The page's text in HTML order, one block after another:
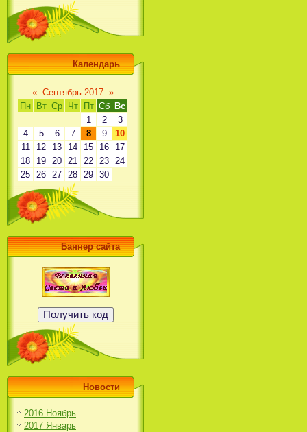
Календарь
« Сентябрь 2017 »
Пн
Вт Ср Чт Пт Сб Вс
1
2
3
4
5 6 7 8 9
10
11
12 13 14 15 16
17
18
19 20 21 22 23 24
25 26 27 28 29 30
Баннер сайта
Новости
2016 Ноябрь
2017 Январь